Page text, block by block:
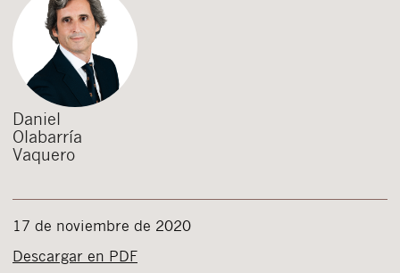
Daniel
Olabarría
Vaquero
17 de noviembre de 2020
Descargar en PDF